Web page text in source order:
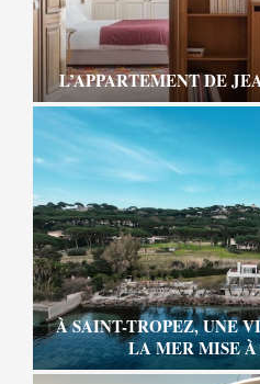
L’APPARTEMENT DE
À SAINT-TROPEZ, UNE
LA MER MISE